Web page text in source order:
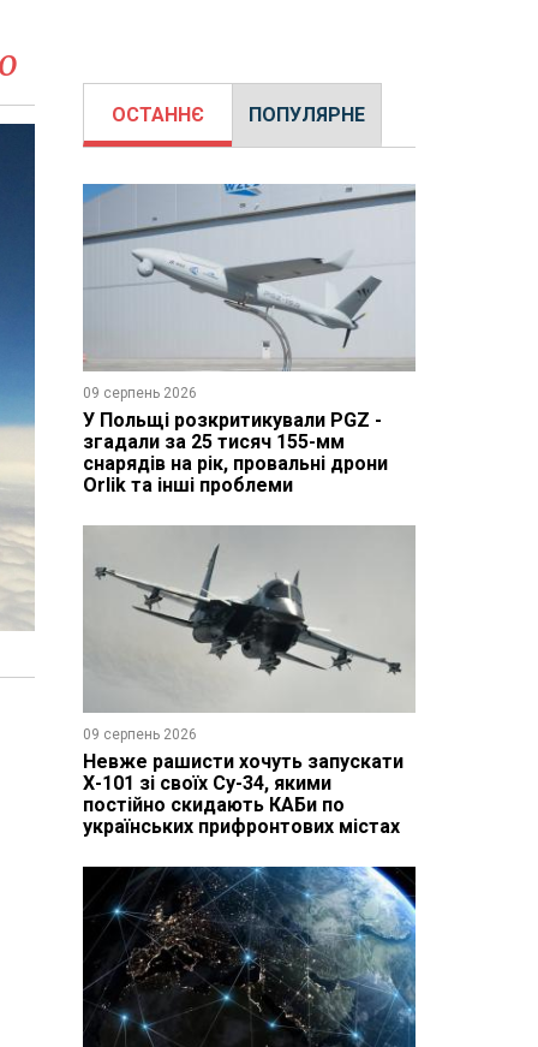
ОСТАННЄ ПОПУЛЯРНЕ
09 серпень 2026
У Польщі розкритикували PGZ -
згадали за 25 тисяч 155-мм
снарядів на рік, провальні дрони
Orlik та інші проблеми
09 серпень 2026
Невже рашисти хочуть запускати
Х-101 зі своїх Су-34, якими
постійно скидають КАБи по
українських прифронтових містах